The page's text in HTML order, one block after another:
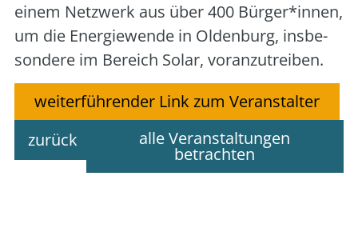
einem Netz­werk aus über 400 Bürger*innen,
um die Ener­gie­wen­de in Olden­burg, ins­be­
son­de­re im Bereich Solar, vor­an­zu­trei­ben.
weiterführender Link zum Veranstalter
zurück
alle Veranstaltungen
betrachten